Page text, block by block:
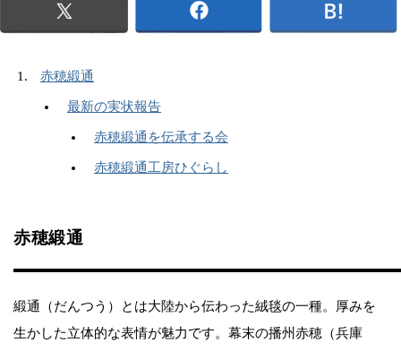
赤穂緞通
最新の実状報告
赤穂緞通を伝承する会
赤穂緞通工房ひぐらし
赤穂緞通
緞通（だんつう）とは大陸から伝わった絨毯の一種。厚みを
生かした立体的な表情が魅力です。幕末の播州赤穂（兵庫